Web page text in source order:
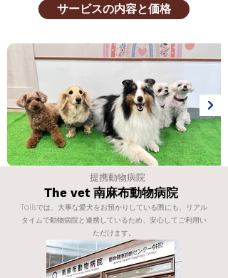
サービスの内容と価格
提携動物病院
The vet 南麻布動物病院
Tailsでは、大事な愛犬をお預かりしている際にも、リアル
タイムで動物病院と連携しているため、安心してご利用い
ただけます。